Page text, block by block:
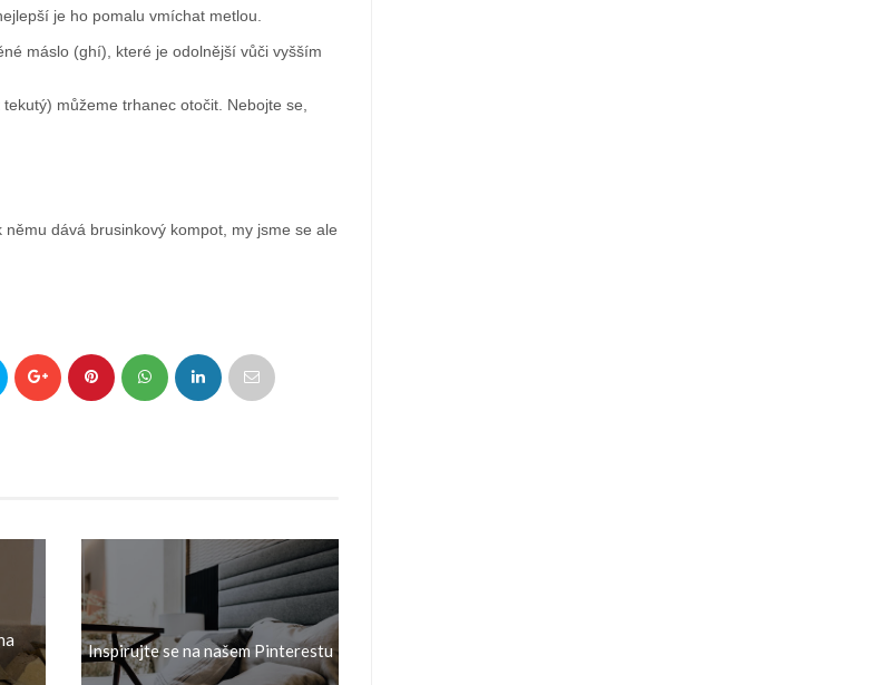
je ho pomalu vmíchat metlou.
máslo (ghí), které je odolnější vůči vyšším
můžeme trhanec otočit. Nebojte se,
dává brusinkový kompot, my jsme se ale
Inspirujte se na našem Pinterestu